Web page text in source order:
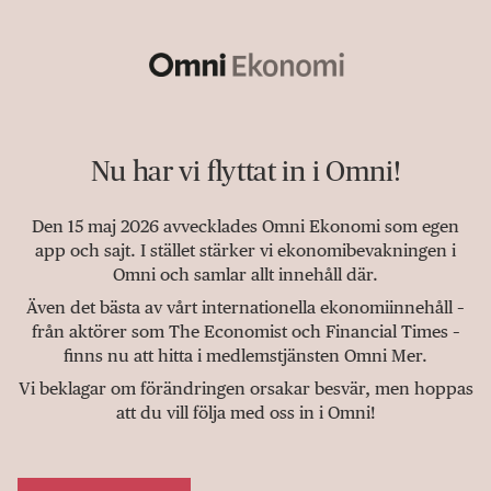
Nu har vi flyttat in i Omni!
Den 15 maj 2026 avvecklades Omni Ekonomi som egen
app och sajt. I stället stärker vi ekonomibevakningen i
Omni och samlar allt innehåll där.
Även det bästa av vårt internationella ekonomiinnehåll –
från aktörer som The Economist och Financial Times –
finns nu att hitta i medlemstjänsten Omni Mer.
Vi beklagar om förändringen orsakar besvär, men hoppas
att du vill följa med oss in i Omni!